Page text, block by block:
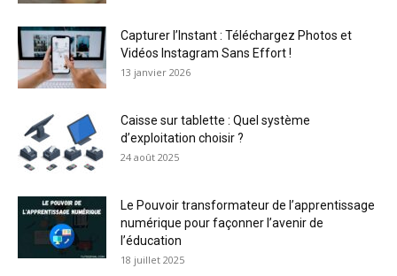
Capturer l’Instant : Téléchargez Photos et
Vidéos Instagram Sans Effort !
13 janvier 2026
Caisse sur tablette : Quel système
d’exploitation choisir ?
24 août 2025
Le Pouvoir transformateur de l’apprentissage
numérique pour façonner l’avenir de
l’éducation
18 juillet 2025